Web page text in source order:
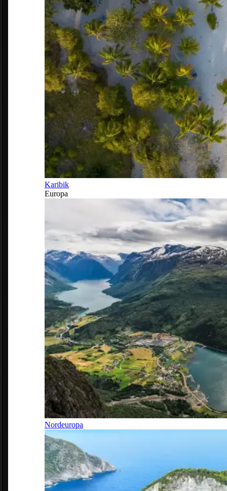
Karibik
Europa
Nordeuropa